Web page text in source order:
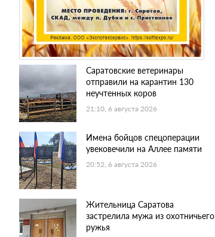
Саратовские ветеринары
отправили на карантин 130
неучтенных коров
21:10, 6 августа 2026
Имена бойцов спецоперации
увековечили на Аллее памяти
20:52, 6 августа 2026
Жительница Саратова
застрелила мужа из охотничьего
ружья